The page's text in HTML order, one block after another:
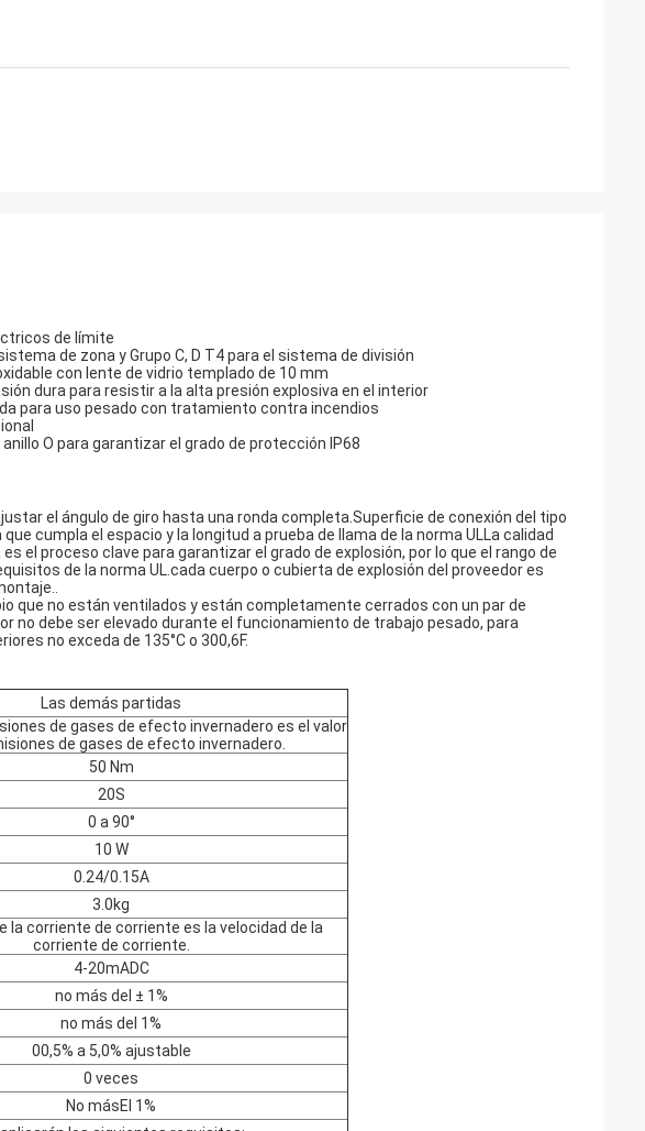
de límite
de zona y Grupo C, D T4 para el sistema de división
con lente de vidrio templado de 10 mm
dura para resistir a la alta presión explosiva en el interior
para uso pesado con tratamiento contra incendios
O para garantizar el grado de protección IP68
el ángulo de giro hasta una ronda completa.Superficie de conexión del tipo
cumpla el espacio y la longitud a prueba de llama de la norma ULLa calidad
el proceso clave para garantizar el grado de explosión, por lo que el rango de
de la norma UL.cada cuerpo o cubierta de explosión del proveedor es
que no están ventilados y están completamente cerrados con un par de
no debe ser elevado durante el funcionamiento de trabajo pesado, para
no exceda de 135°C o 300,6F.
Las demás partidas
de gases de efecto invernadero es el valor
de gases de efecto invernadero.
50 Nm
20S
0 a 90°
10 W
0.24/0.15A
3.0kg
la corriente de corriente es la velocidad de la
corriente de corriente.
4-20mADC
no más del ± 1%
no más del 1%
00,5% a 5,0% ajustable
0 veces
No másEl 1%